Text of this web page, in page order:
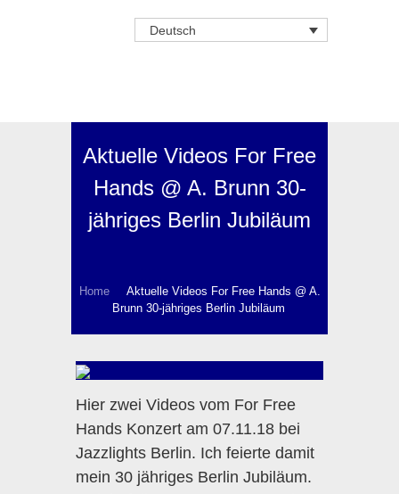
Deutsch
Aktuelle Videos For Free
Hands @ A. Brunn 30-
jähriges Berlin Jubiläum
Home
Aktuelle Videos For Free Hands @ A.
Brunn 30-jähriges Berlin Jubiläum
Hier zwei Videos vom For Free
Hands Konzert am 07.11.18 bei
Jazzlights Berlin. Ich feierte damit
mein 30 jähriges Berlin Jubiläum.